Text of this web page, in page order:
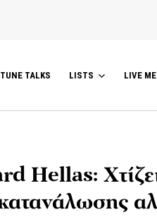
TALKS LISTS LIVE
Hellas: